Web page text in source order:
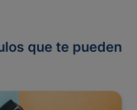
que te pueden